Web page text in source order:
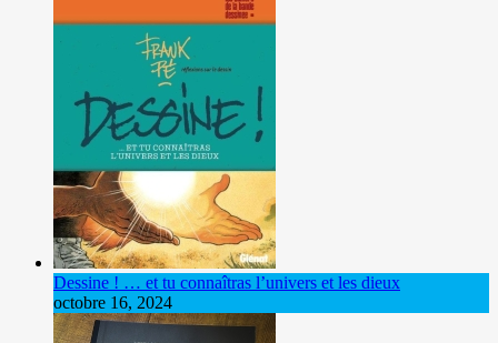
Dessine ! … et tu connaîtras l’univers et les dieux
octobre 16, 2024